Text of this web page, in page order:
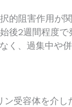
的阻害作用が
後2週間程度
く、過集中や
ン受容体を介